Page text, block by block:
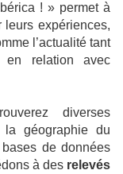
! » permet à
leurs expériences,
l’actualité tant
en relation avec
diverses
la géographie du
de données
à des relevés